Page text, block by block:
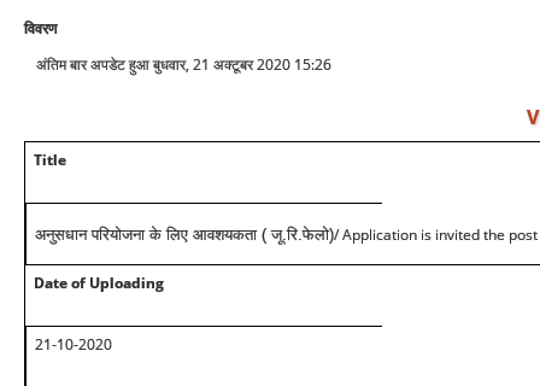
विवरण
अंतिम बार अपडेट हुआ बुधवार, 21 अक्टूबर 2020 15:26
Title
अनुसधान परियोजना के लिए आवशयकता ( जू.रि.फेलो)/ Application is invited the
Date of Uploading
21-10-2020